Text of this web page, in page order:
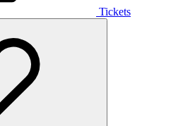
Tickets